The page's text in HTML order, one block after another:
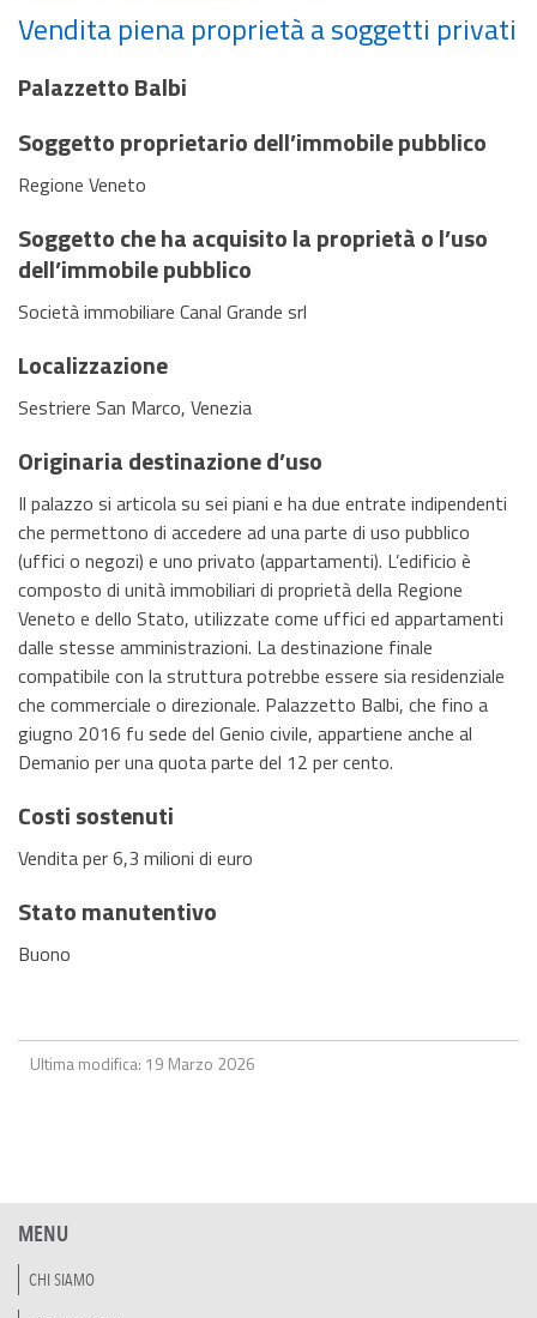
Vendita piena proprietà a soggetti privati
Palazzetto Balbi
Soggetto proprietario dell’immobile pubblico
Regione Veneto
Soggetto che ha acquisito la proprietà o l’uso
dell’immobile pubblico
Società immobiliare Canal Grande srl
Localizzazione
Sestriere San Marco, Venezia
Originaria destinazione d’uso
Il palazzo si articola su sei piani e ha due entrate indipendenti
che permettono di accedere ad una parte di uso pubblico
(uffici o negozi) e uno privato (appartamenti). L’edificio è
composto di unità immobiliari di proprietà della Regione
Veneto e dello Stato, utilizzate come uffici ed appartamenti
dalle stesse amministrazioni. La destinazione finale
compatibile con la struttura potrebbe essere sia residenziale
che commerciale o direzionale. Palazzetto Balbi, che fino a
giugno 2016 fu sede del Genio civile, appartiene anche al
Demanio per una quota parte del 12 per cento.
Costi sostenuti
Vendita per 6,3 milioni di euro
Stato manutentivo
Buono
Ultima modifica: 19 Marzo 2026
MENU
CHI SIAMO